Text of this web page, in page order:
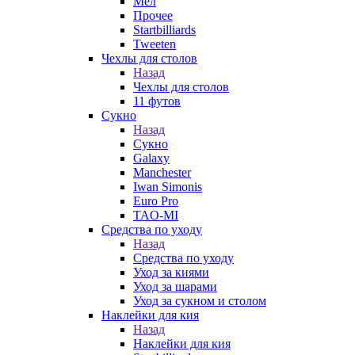
Прочее
Startbilliards
Tweeten
Чехлы для столов
Назад
Чехлы для столов
11 футов
Сукно
Назад
Сукно
Galaxy
Manchester
Iwan Simonis
Euro Pro
TAO-MI
Средства по уходу
Назад
Средства по уходу
Уход за киями
Уход за шарами
Уход за сукном и столом
Наклейки для кия
Назад
Наклейки для кия